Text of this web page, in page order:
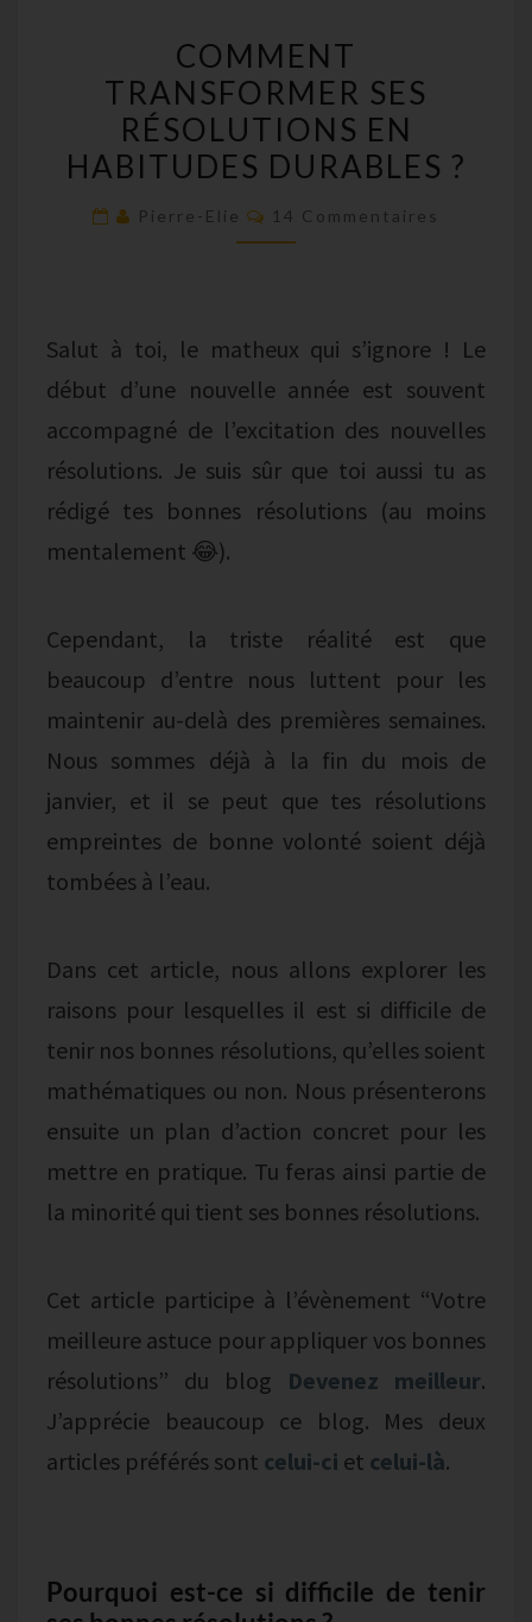
TRANSFORMER
SES
RÉSOLUTIONS
EN
DURABLES
COMMENT
TRANSFORMER SES
RÉSOLUTIONS EN
HABITUDES DURABLES ?
Pierre-Elie Commentaires
14 Commentaires
Salut à toi, le matheux qui s’ignore ! Le
début d’une nouvelle année est souvent
accompagné de l’excitation des nouvelles
résolutions. Je suis sûr que toi aussi tu as
rédigé tes bonnes résolutions (au moins
mentalement 😂).
Cependant, la triste réalité est que
beaucoup d’entre nous luttent pour les
maintenir au-delà des premières semaines.
Nous sommes déjà à la fin du mois de
janvier, et il se peut que tes résolutions
empreintes de bonne volonté soient déjà
tombées à l’eau.
Dans cet article, nous allons explorer les
raisons pour lesquelles il est si difficile de
tenir nos bonnes résolutions, qu’elles soient
mathématiques ou non. Nous présenterons
ensuite un plan d’action concret pour les
mettre en pratique. Tu feras ainsi partie de
la minorité qui tient ses bonnes résolutions.
Cet article participe à l’évènement “Votre
meilleure astuce pour appliquer vos bonnes
résolutions” du blog Devenez meilleur.
J’apprécie beaucoup ce blog. Mes deux
articles préférés sont celui-ci et celui-là.
Pourquoi est-ce si difficile de tenir